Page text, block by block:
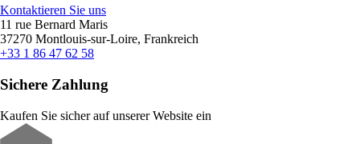
Kontaktieren Sie uns
11 rue Bernard Maris
37270 Montlouis-sur-Loire, Frankreich
+33 1 86 47 62 58
Sichere Zahlung
Kaufen Sie sicher auf unserer Website ein